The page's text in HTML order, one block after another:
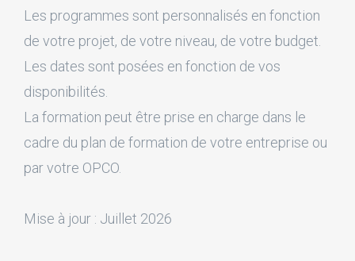
Les programmes sont personnalisés en fonction
de votre projet, de votre niveau, de votre budget.
Les dates sont posées en fonction de vos
disponibilités.
La formation peut être prise en charge dans le
cadre du plan de formation de votre entreprise ou
par votre OPCO.
Mise à jour : Juillet 2026